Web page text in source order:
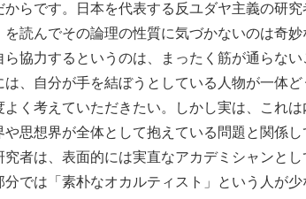
からです。日本を代表する反ユダヤ主義の研究
読んでその論理の性質に気づかないのは奇妙
ら協力するというのは、まったく筋が通らない
は、自分が手を結ぼうとしている人物が一体
よく考えていただきたい。しかし実は、これ
思想界が全体として抱えている問題と関係し
究者は、表面的には実直なアカデミシャンとし
分では「素朴なオカルティスト」という人が